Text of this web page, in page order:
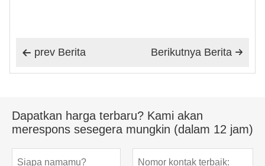
 prev Berita 
Berikutnya Berita
Dapatkan harga terbaru? Kami akan
merespons sesegera mungkin (dalam 12 jam)